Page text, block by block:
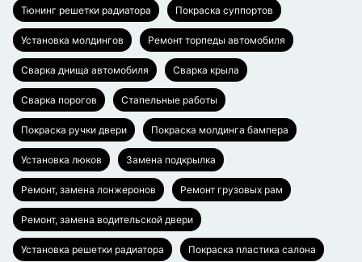
Тюнинг решетки радиатора Покраска суппортов
Установка молдингов Ремонт торпеды автомобиля
Сварка днища автомобиля Сварка крыла
Сварка порогов Стапельные работы
Покраска ручки двери Покраска молдинга бампера
Установка люков Замена подкрылка
Ремонт, замена лонжеронов Ремонт грузовых рам
Ремонт, замена водительской двери
Установка решетки радиатора Покраска пластика салона